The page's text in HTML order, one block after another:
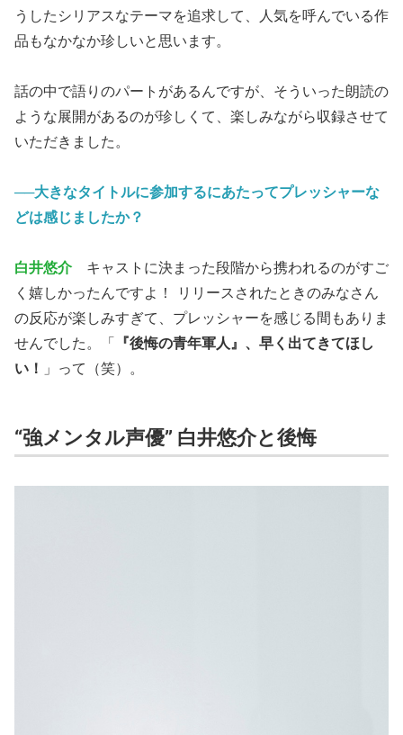
うしたシリアスなテーマを追求して、人気を呼んでいる作
品もなかなか珍しいと思います。
話の中で語りのパートがあるんですが、そういった朗読の
ような展開があるのが珍しくて、楽しみながら収録させて
いただきました。
──大きなタイトルに参加するにあたってプレッシャーな
どは感じましたか？
白井悠介キャストに決まった段階から携われるのがすご
く嬉しかったんですよ！ リリースされたときのみなさん
の反応が楽しみすぎて、プレッシャーを感じる間もありま
せんでした。「 『後悔の青年軍人』、早く出てきてほし
い！ 」って（笑）。
“強メンタル声優” 白井悠介と後悔